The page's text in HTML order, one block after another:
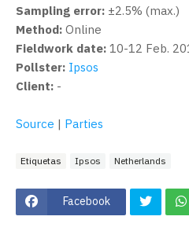
Sampling error: ±2.5% (max.)
Method: Online
Fieldwork date: 10-12 Feb.
Pollster: Ipsos
Client: -
Source | Parties
Etiquetas Ipsos Netherlands
Facebook